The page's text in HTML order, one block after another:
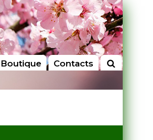
Boutique Contacts